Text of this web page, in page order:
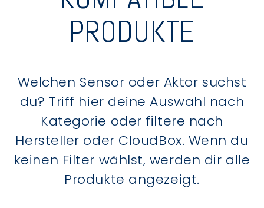
PRODUKTE
Welchen Sensor oder Aktor suchst
du? Triff hier deine Auswahl nach
Kategorie oder filtere nach
Hersteller oder CloudBox. Wenn du
keinen Filter wählst, werden dir alle
Produkte angezeigt.